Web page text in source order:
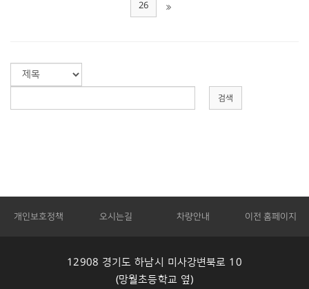
26
검색
개인보호정책 오시는길 차량안내 이전 홈페이지
12908 경기도 하남시 미사강변북로 10
(망월초등학교 옆)